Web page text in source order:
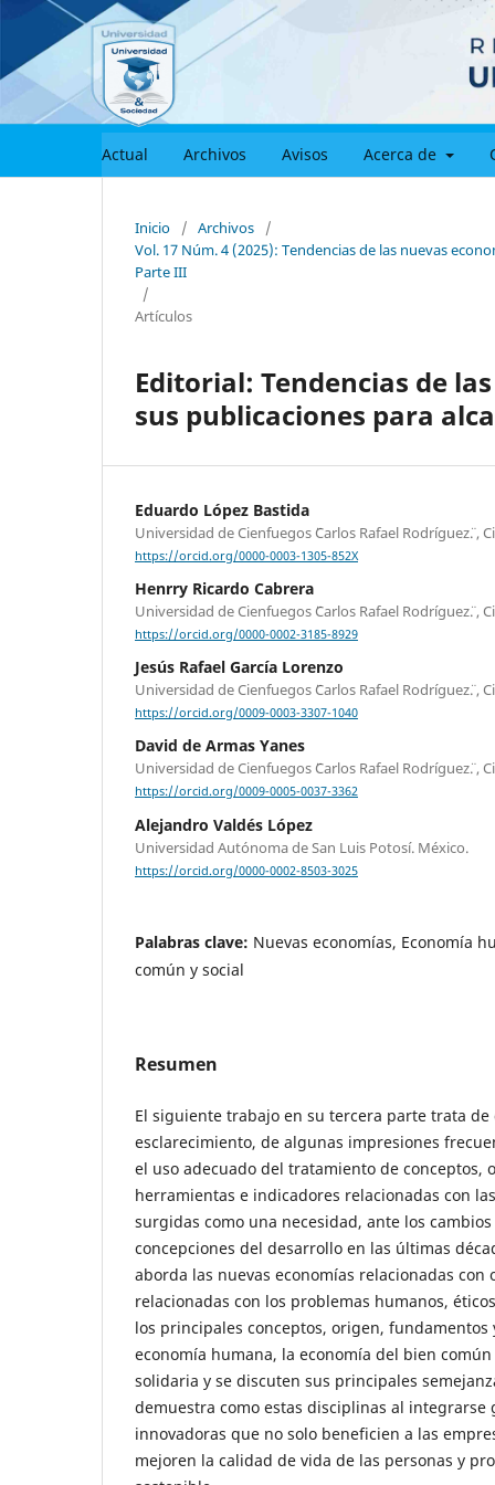
Actual Archivos Avisos Acerca de
Inicio / Archivos
/
Vol. 17 Núm. 4 (2025): Tendencias de las nuevas
Parte III
/
Artículos
Editorial: Tendencias de
sus publicaciones para
Eduardo López Bastida
Universidad de Cienfuegos ¨Carlos Rafael Rodríguez¨. ,
https://orcid.org/0000-0003-1305-852X
Henrry Ricardo Cabrera
Universidad de Cienfuegos ¨Carlos Rafael Rodríguez¨. ,
https://orcid.org/0000-0002-3185-8929
Jesús Rafael García Lorenzo
Universidad de Cienfuegos ¨Carlos Rafael Rodríguez¨. ,
https://orcid.org/0009-0003-3307-1040
David de Armas Yanes
Universidad de Cienfuegos ¨Carlos Rafael Rodríguez¨. ,
https://orcid.org/0009-0005-0037-3362
Alejandro Valdés López
Universidad Autónoma de San Luis Potosí. México.
https://orcid.org/0000-0002-8503-3025
Palabras clave: Nuevas economías, Economía
común y social
Resumen
El siguiente trabajo en su tercera parte trata
esclarecimiento, de algunas impresiones
el uso adecuado del tratamiento de conceptos,
herramientas e indicadores relacionadas con
surgidas como una necesidad, ante los
concepciones del desarrollo en las últimas
aborda las nuevas economías relacionadas con
relacionadas con los problemas humanos,
los principales conceptos, origen, fundamentos
economía humana, la economía del bien
solidaria y se discuten sus principales
demuestra como estas disciplinas al integrarse
innovadoras que no solo beneficien a las
mejoren la calidad de vida de las personas y